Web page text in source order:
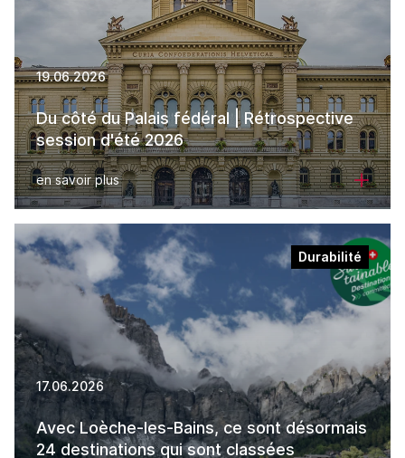
19.06.2026
Du côté du Palais fédéral | Rétrospective
session d'été 2026
en savoir plus
Durabilité
17.06.2026
Avec Loèche-les-Bains, ce sont désormais
24 destinations qui sont classées